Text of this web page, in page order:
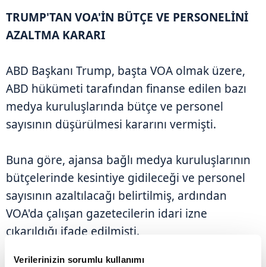
Verilerinizin sorumlu kullanımı
TRUMP'TAN VOA'İN BÜTÇE VE PERSONELİNİ
AZALTMA KARARI
ABD Başkanı Trump, başta VOA olmak üzere,
ABD hükümeti tarafından finanse edilen bazı
medya kuruluşlarında bütçe ve personel
sayısının düşürülmesi kararını vermişti.
Buna göre, ajansa bağlı medya kuruluşlarının
bütçelerinde kesintiye gidileceği ve personel
sayısının azaltılacağı belirtilmiş, ardından
VOA'da çalışan gazetecilerin idari izne
çıkarıldığı ifade edilmişti.